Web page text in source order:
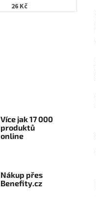
26 Kč
Více jak 17 000
produktů
online
Nákup přes
Benefity.cz